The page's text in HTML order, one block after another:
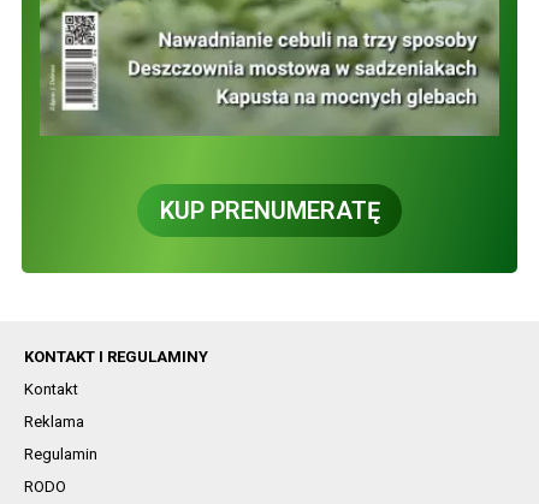
KUP PRENUMERATĘ
KONTAKT I REGULAMINY
Kontakt
Reklama
Regulamin
RODO